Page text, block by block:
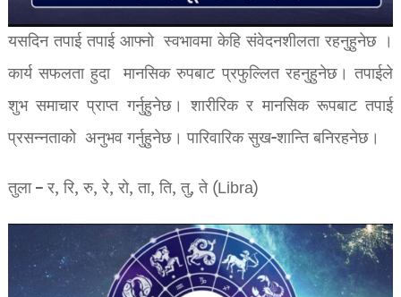
यसदिन तपाई तपाई आफ्नो स्वभावमा केहि संवेदनशीलता रहनुहुनेछ ।
कार्य सफलता हुदा मानसिक रुपबाट प्रफुल्लित रहनुहुनेछ। तपाईले
शुभ समाचार प्राप्त गर्नुहुनेछ। शारीरिक र मानसिक रूपबाट तपाई
प्रसन्नताको अनुभव गर्नुहुनेछ। पारिवारिक सुख-शान्ति बनिरहनेछ।
तुला – र, रि, रु, रे, रो, ता, ति, तु, ते (Libra)